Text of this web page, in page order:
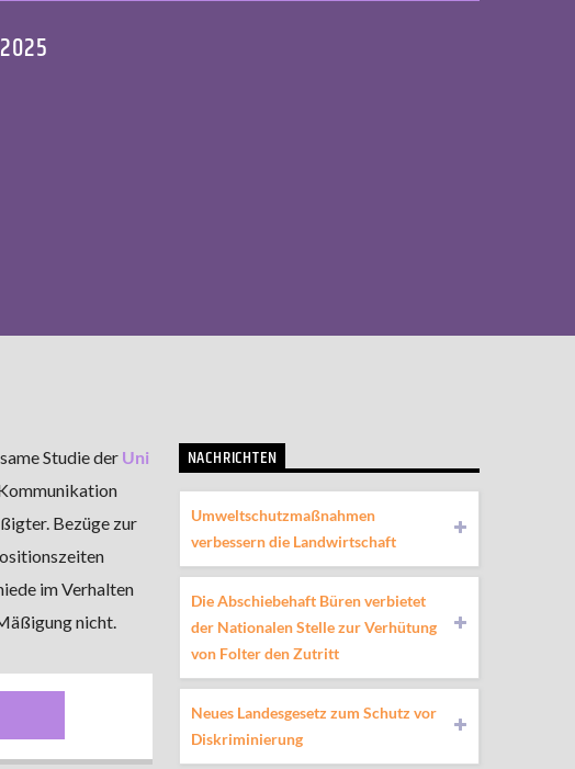
Studie der Uni
Bezüge zur
im Verhalten
nicht.
NACHRICHTEN
Umweltschutzmaßnahmen
verbessern die Landwirtschaft
Die Abschiebehaft Büren verbietet
der Nationalen Stelle zur Verhütung
von Folter den Zutritt
Neues Landesgesetz zum Schutz vor
Diskriminierung